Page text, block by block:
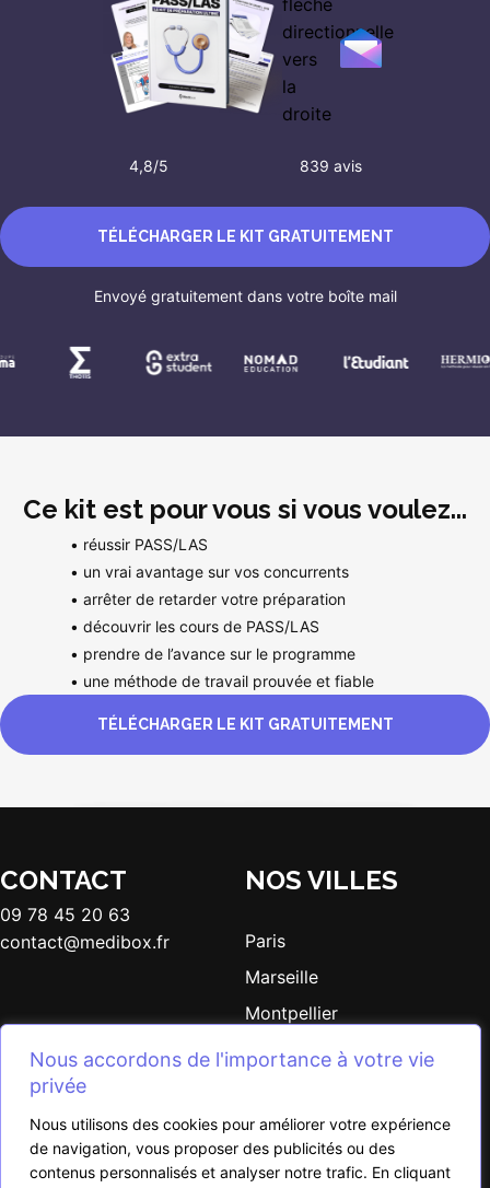
Nous accordons de l'importance à votre vie
privée
Nous utilisons des cookies pour améliorer votre expérience
de navigation, vous proposer des publicités ou des
contenus personnalisés et analyser notre trafic. En cliquant
4,8/5 839 avis
TÉLÉCHARGER LE KIT GRATUITEMENT
Envoyé gratuitement dans votre boîte mail
Ce kit est pour vous si vous voulez...
• réussir PASS/LAS
• un vrai avantage sur vos concurrents
• arrêter de retarder votre préparation
• découvrir les cours de PASS/LAS
• prendre de l’avance sur le programme
• une méthode de travail prouvée et fiable
TÉLÉCHARGER LE KIT GRATUITEMENT
CONTACT
09 78 45 20 63
contact@medibox.fr
NOS VILLES
Paris
Marseille
Montpellier
Bordeaux
Medibox recrute ses prochains tuteurs
Rejoindre l'équipe de Medibox